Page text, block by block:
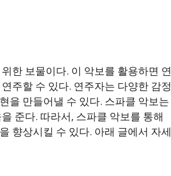
한 보물이다. 이 악보를 활용하면 연
주할 수 있다. 연주자는 다양한 감정
을 만들어낼 수 있다. 스파클 악보는
준다. 따라서, 스파클 악보를 통해
향상시킬 수 있다. 아래 글에서 자세